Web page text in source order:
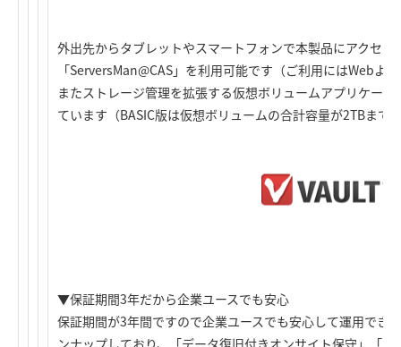
外出先からタブレットやスマートフォンで本製品にアクセ
「ServersMan@CAS」を利用可能です（ご利用にはWebよ
またストレージ管理を拡張する仮想ボリュームアプリケーシ
ています（BASIC版は仮想ボリュームの合計容量が2TBまで
▼保証期間3年だから企業ユースでも安心
保証期間が3年間ですので企業ユースでも安心して運用でき
ンナップしており、「データ復旧付きオンサイト保守」「